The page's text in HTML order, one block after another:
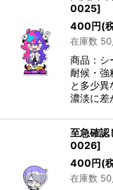
0025]
400円(
在庫数 50
商品：シ
耐候・強
と多少
濃淡に差
至急確認
0026]
400円(
在庫数 50